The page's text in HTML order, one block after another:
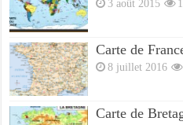
3 août 2015
Carte de
8 juillet 2016
Carte de